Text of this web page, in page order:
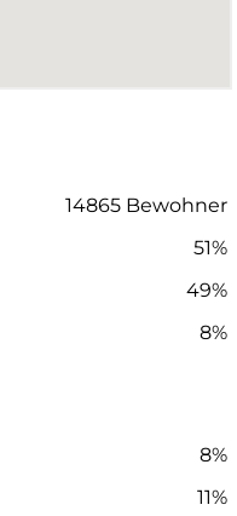
14865 Bewohner
51%
49%
8%
8%
11%